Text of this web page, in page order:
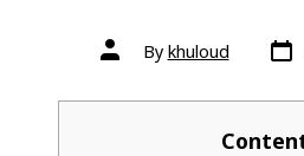
By khuloud